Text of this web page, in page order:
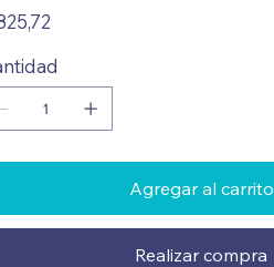
Agregar al carrito
Realizar compra